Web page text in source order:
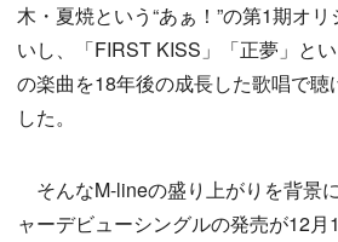
木・夏焼という“あぁ！”の第1期オ
いし、「FIRST KISS」「正夢」と
の楽曲を18年後の成長した歌唱で
した。
そんなM-lineの盛り上がりを背景
ャーデビューシングルの発売が12月